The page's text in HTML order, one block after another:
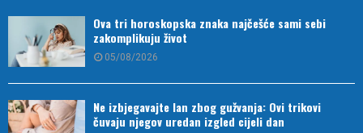
Ova tri horoskopska znaka najčešće sami sebi
zakomplikuju život
05/08/2026
Ne izbjegavajte lan zbog gužvanja: Ovi trikovi
čuvaju njegov uredan izgled cijeli dan